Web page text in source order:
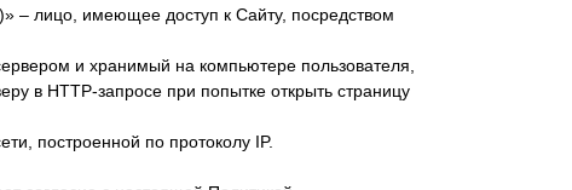
– лицо, имеющее доступ к Сайту, посредством
и хранимый на компьютере пользователя,
в HTTP-запросе при попытке открыть страницу
построенной по протоколу IP.